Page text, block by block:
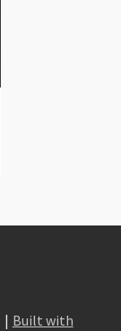
Built with